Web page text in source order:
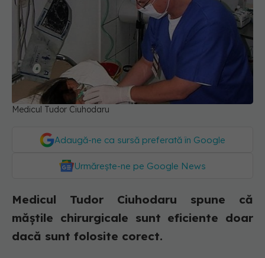
Medicul Tudor Ciuhodaru
Adaugă-ne ca sursă preferată în Google
Urmărește-ne pe Google News
Medicul Tudor Ciuhodaru spune că
măștile chirurgicale sunt eficiente doar
dacă sunt folosite corect.